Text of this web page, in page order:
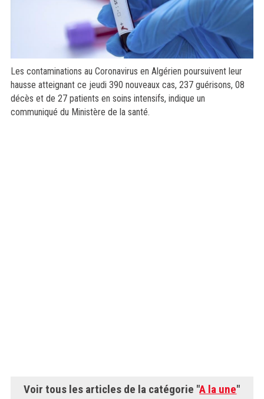
Les contaminations au Coronavirus en Algérien poursuivent leur
hausse atteignant ce jeudi 390 nouveaux cas, 237 guérisons, 08
décès et de 27 patients en soins intensifs, indique un
communiqué du Ministère de la santé.
Voir tous les articles de la catégorie "A la une"